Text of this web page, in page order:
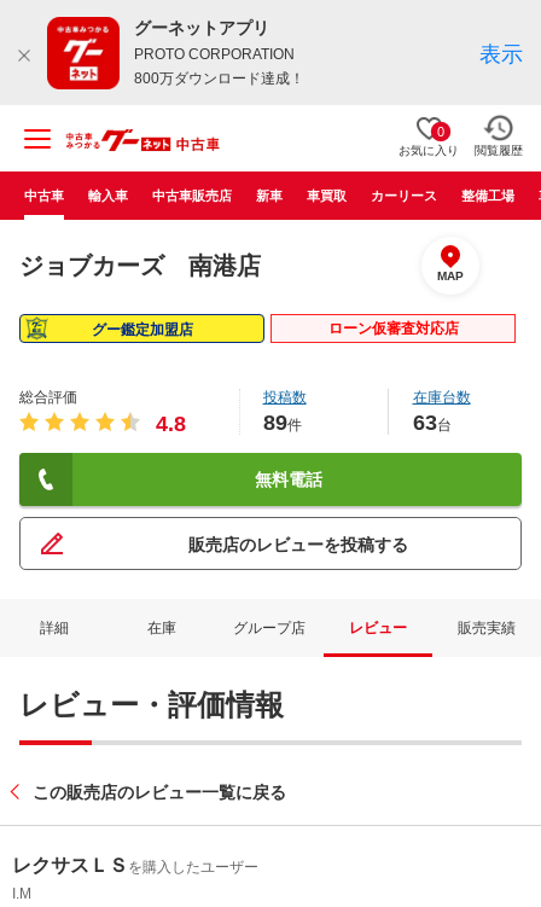
グーネットアプリ
PROTO CORPORATION
800万ダウンロード達成！
表示
0
お気に入り 閲覧履歴
中古車 輸入車 中古車販売店 新車 車買取 カーリース 整備工場
ジョブカーズ 南港店 MAP
グー鑑定加盟店 ローン仮審査対応店
総合評価
4.8
投稿数
89件
在庫台数
63台
無料電話
販売店のレビューを投稿する
詳細 在庫 グループ店 レビュー 販売実績
レビュー・評価情報
この販売店のレビュー一覧に戻る
レクサスＬＳ を購入したユーザー
I.M